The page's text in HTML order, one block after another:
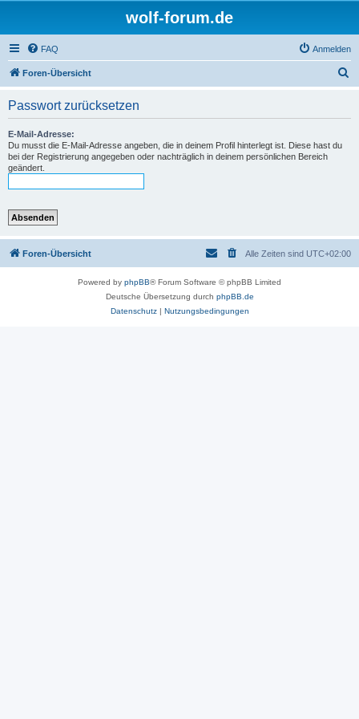
wolf-forum.de
FAQ Anmelden
Foren-Übersicht
Passwort zurücksetzen
E-Mail-Adresse:
Du musst die E-Mail-Adresse angeben, die in deinem Profil hinterlegt ist. Diese hast du
bei der Registrierung angegeben oder nachträglich in deinem persönlichen Bereich
geändert.
Foren-Übersicht Alle Zeiten sind UTC+02:00
Powered by phpBB® Forum Software © phpBB Limited
Deutsche Übersetzung durch phpBB.de
Datenschutz| Nutzungsbedingungen